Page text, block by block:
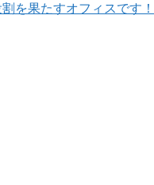
を果たすオフィスです